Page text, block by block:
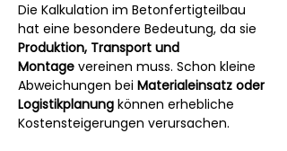
Die Kalkulation im Betonfertigteilbau
hat eine besondere Bedeutung, da sie
Produktion, Transport und
Montage vereinen muss. Schon kleine
Abweichungen bei Materialeinsatz oder
Logistikplanung können erhebliche
Kostensteigerungen verursachen.